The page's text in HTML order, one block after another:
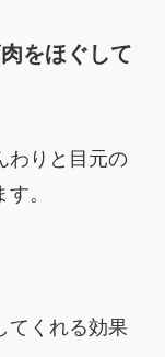
をほぐして
わりと目元の
。
てくれる効果